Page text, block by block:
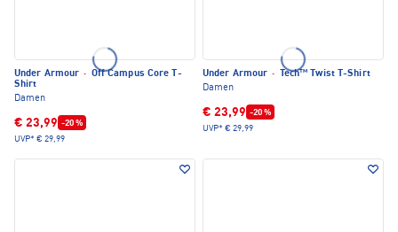
Under Armour · Off Campus Core T-
Shirt
Damen
€ 23,99 -20 %
UVP* € 29,99
Under Armour ·
Tech™ Twist T-Shirt
Damen
€ 23,99 -20 %
UVP* € 29,99